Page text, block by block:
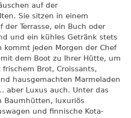
auf der
Sie sitzen in einem
der Terrasse, ein Buch oder
und ein kühles Getränk stets
kommt jeden Morgen der Chef
dem Boot zu Ihrer Hütte, um
Brot, Croissants,
hausgemachten Marmeladen
aber Luxus auch. Unter das
Baumhütten, luxuriös
und finnische Kota-